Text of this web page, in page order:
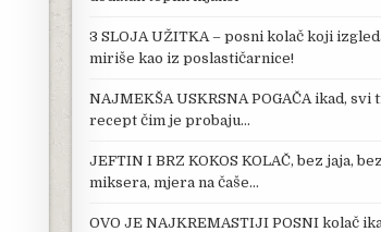
3 SLOJA UŽITKA – posni kolač koji
miriše kao iz poslastičarnice!
NAJMEKŠA USKRSNA POGAČA ikad, svi
recept čim je probaju…
JEFTIN I BRZ KOKOS KOLAČ, bez jaja, bez
miksera, mjera na čaše…
OVO JE NAJKREMASTIJI POSNI kolač